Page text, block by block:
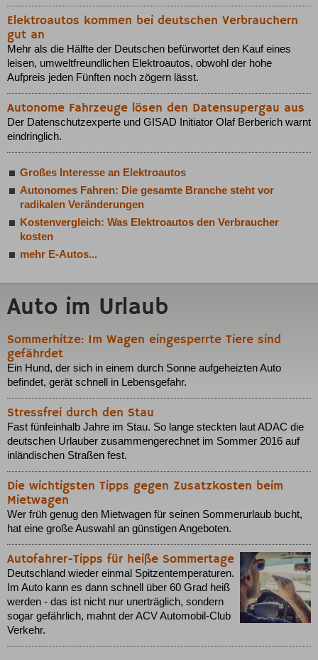
Elektroautos kommen bei deutschen Verbrauchern
gut an
Mehr als die Hälfte der Deutschen befürwortet den Kauf eines
leisen, umweltfreundlichen Elektroautos, obwohl der hohe
Aufpreis jeden Fünften noch zögern lässt.
Autonome Fahrzeuge lösen den Datensupergau aus
Der Datenschutzexperte und GISAD Initiator Olaf Berberich warnt
eindringlich.
Großes Interesse an Elektroautos
Autonomes Fahren: Die gesamte Branche steht vor
radikalen Veränderungen
Kostenvergleich: Was Elektroautos den Verbraucher
kosten
mehr E-Autos...
Auto im Urlaub
Sommerhitze: Im Wagen eingesperrte Tiere sind
gefährdet
Ein Hund, der sich in einem durch Sonne aufgeheizten Auto
befindet, gerät schnell in Lebensgefahr.
Stressfrei durch den Stau
Fast fünfeinhalb Jahre im Stau. So lange steckten laut ADAC die
deutschen Urlauber zusammengerechnet im Sommer 2016 auf
inländischen Straßen fest.
Die wichtigsten Tipps gegen Zusatzkosten beim
Mietwagen
Wer früh genug den Mietwagen für seinen Sommerurlaub bucht,
hat eine große Auswahl an günstigen Angeboten.
Autofahrer-Tipps für heiße Sommertage
Deutschland wieder einmal Spitzentemperaturen.
Im Auto kann es dann schnell über 60 Grad heiß
werden - das ist nicht nur unerträglich, sondern
sogar gefährlich, mahnt der ACV Automobil-Club
Verkehr.